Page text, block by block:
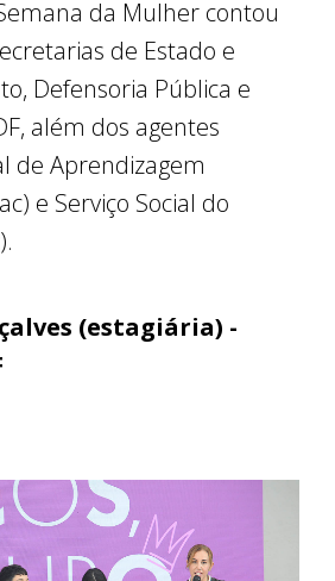
da Mulher contou
de Estado e
Defensoria Pública e
além dos agentes
de Aprendizagem
e Serviço Social do
(estagiária) -